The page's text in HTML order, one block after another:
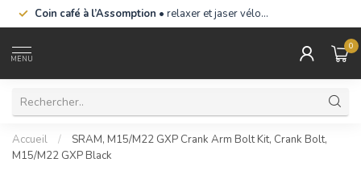
Coin café à l’Assomption • relaxer et jaser vélo…
MENU
0
Accueil /
SRAM, M15/M22 GXP Crank Arm Bolt Kit, Crank Bolt,
M15/M22 GXP Black